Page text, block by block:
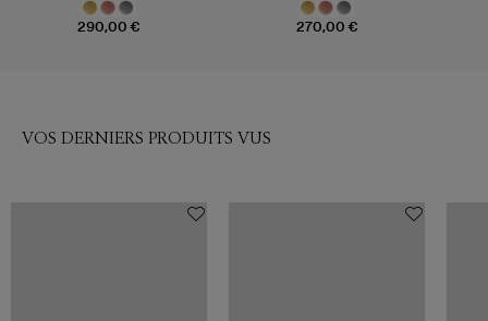
290,00 € 270,00 €
VOS DERNIERS PRODUITS VUS